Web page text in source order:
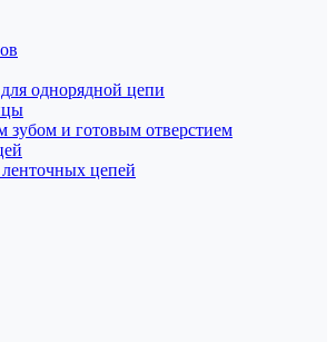
однорядной цепи
зубом и готовым отверстием
ленточных цепей